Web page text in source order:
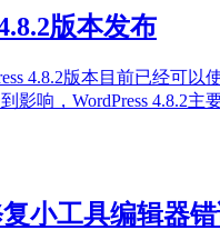
版本发布
4.8.2版本目前已经可
影响，WordPress 4.8.2
小工具编辑器